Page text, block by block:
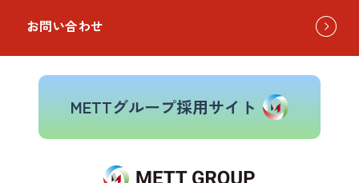
お問い合わせ
METTグループ採用サイト